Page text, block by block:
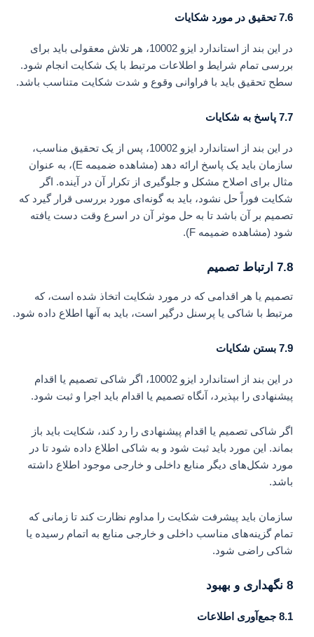
7.6 تحقیق در مورد شکایات
در این بند از استاندارد ایزو 10002، هر تلاش معقولی باید برای
بررسی تمام شرایط و اطلاعات مرتبط با یک شکایت انجام شود.
سطح تحقیق باید با فراوانی وقوع و شدت شکایت متناسب باشد.
7.7 پاسخ به شکایات
در این بند از استاندارد ایزو 10002، پس از یک تحقیق مناسب،
سازمان باید یک پاسخ ارائه دهد (مشاهده ضمیمه E)، به عنوان
مثال برای اصلاح مشکل و جلوگیری از تکرار آن در آینده. اگر
شکایت فوراً حل نشود، باید به گونه‌ای مورد بررسی قرار گیرد که
تصمیم بر آن باشد تا به حل موثر آن در اسرع وقت دست یافته
شود (مشاهده ضمیمه F).
7.8 ارتباط تصمیم
تصمیم یا هر اقدامی که در مورد شکایت اتخاذ شده است، که
مرتبط با شاکی یا پرسنل درگیر است، باید به آنها اطلاع داده شود.
7.9 بستن شکایات
در این بند از استاندارد ایزو 10002، اگر شاکی تصمیم یا اقدام
پیشنهادی را بپذیرد، آنگاه تصمیم یا اقدام باید اجرا و ثبت شود.
اگر شاکی تصمیم یا اقدام پیشنهادی را رد کند، شکایت باید باز
بماند. این مورد باید ثبت شود و به شاکی اطلاع داده شود تا در
مورد شکل‌های دیگر منابع داخلی و خارجی موجود اطلاع داشته
باشد.
سازمان باید پیشرفت شکایت را مداوم نظارت کند تا زمانی که
تمام گزینه‌های مناسب داخلی و خارجی منابع به اتمام رسیده یا
شاکی راضی شود.
8 نگهداری و بهبود
8.1 جمع‌آوری اطلاعات